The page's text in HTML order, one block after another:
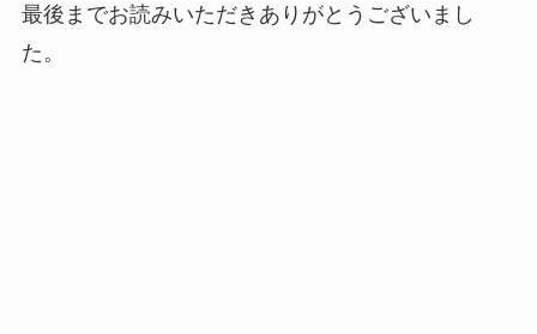
最後までお読みいただきありがとうございまし
た。